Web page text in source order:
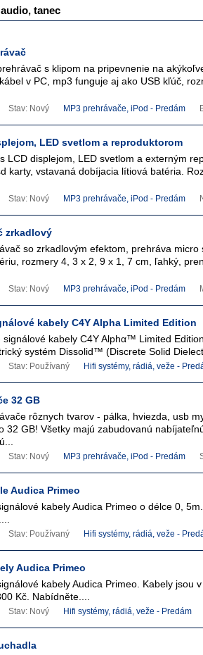
tanec
s klipom na pripevnenie na
v PC, mp3 funguje aj ako USB kľúč,
Stav: Nový MP3 prehrávače, iPod - Predám
LED svetlom a reproduktorom
LCD displejom, LED svetlom a externým
karty, vstavaná dobíjacia lítiová batéria.
Stav: Nový MP3 prehrávače, iPod - Predám
zrkadlový
so zrkadlovým efektom, prehráva micro
rozmery 4, 3 x 2, 9 x 1, 7 cm, ľahký,
Stav: Nový MP3 prehrávače, iPod - Predám
kabely C4Y Alpha Limited Edition
signálové kabely C4Y Alphα™ Limited
systém Dissolid™ (Discrete Solid
Stav: Používaný Hifi systémy, rádiá, veže -
32 GB
rôznych tvarov - pálka, hviezda, usb
32 GB! Všetky majú zabudovanú
Stav: Nový MP3 prehrávače, iPod - Predám
Audica Primeo
kabely Audica Primeo o délce 0,
Stav: Používaný Hifi systémy, rádiá, veže -
Audica Primeo
kabely Audica Primeo. Kabely jsou
Kč. Nabídněte....
Stav: Nový Hifi systémy, rádiá, veže - Predám